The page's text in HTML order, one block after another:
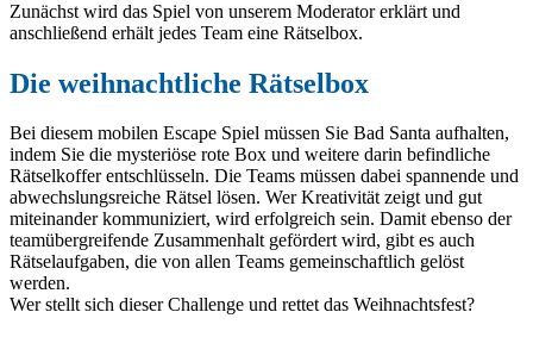
Zunächst wird das Spiel von unserem Moderator erklärt und
anschließend erhält jedes Team eine Rätselbox.
Die weihnachtliche Rätselbox
Bei diesem mobilen Escape Spiel müssen Sie Bad Santa aufhalten,
indem Sie die mysteriöse rote Box und weitere darin befindliche
Rätselkoffer entschlüsseln. Die Teams müssen dabei spannende und
abwechslungsreiche Rätsel lösen. Wer Kreativität zeigt und gut
miteinander kommuniziert, wird erfolgreich sein. Damit ebenso der
teamübergreifende Zusammenhalt gefördert wird, gibt es auch
Rätselaufgaben, die von allen Teams gemeinschaftlich gelöst
werden.
Wer stellt sich dieser Challenge und rettet das Weihnachtsfest?